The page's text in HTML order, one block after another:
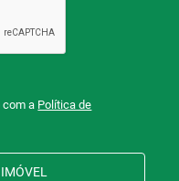
com a Política de